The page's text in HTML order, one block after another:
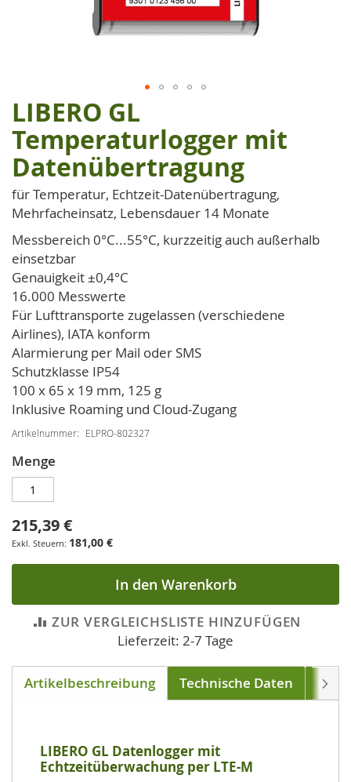
Zum
Anfang
der
Bildgalerie
springen
LIBERO GL
Temperaturlogger mit
Datenübertragung
für Temperatur, Echtzeit-Datenübertragung,
Mehrfacheinsatz, Lebensdauer 14 Monate
Messbereich 0°C...55°C, kurzzeitig auch außerhalb
einsetzbar
Genauigkeit ±0,4°C
16.000 Messwerte
Für Lufttransporte zugelassen (verschiedene
Airlines), IATA konform
Alarmierung per Mail oder SMS
Schutzklasse IP54
100 x 65 x 19 mm, 125 g
Inklusive Roaming und Cloud-Zugang
Artikelnummer ELPRO-802327
Menge
215,39 €
181,00 €
In den Warenkorb
ZUR VERGLEICHSLISTE HINZUFÜGEN
Lieferzeit: 2-7 Tage
Artikelbeschreibung Technische Daten
LIBERO GL Datenlogger mit
Echtzeitüberwachung per LTE-M